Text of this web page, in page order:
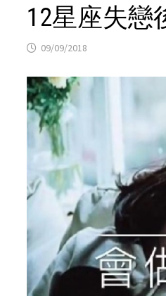
12星座失戀
09/09/2018